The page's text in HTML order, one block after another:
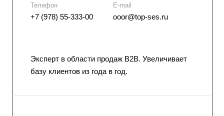
Телефон
+7 (978) 55-333-00
E-mail
ooor@top-ses.ru
Эксперт в области продаж B2B. Увеличивает
базу клиентов из года в год.